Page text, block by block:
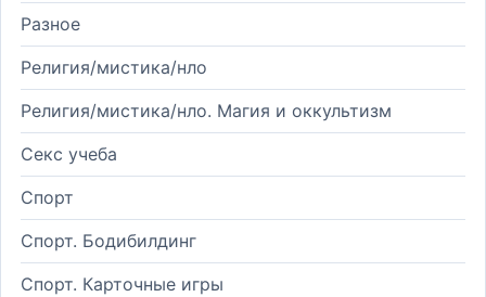
Разное
Религия/мистика/нло
Религия/мистика/нло. Магия и оккультизм
Секс учеба
Спорт
Спорт. Бодибилдинг
Спорт. Карточные игры